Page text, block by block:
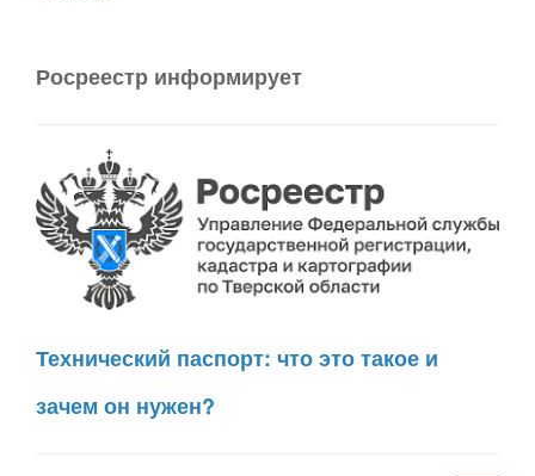
Росреестр информирует
Технический паспорт: что это такое и
зачем он нужен?